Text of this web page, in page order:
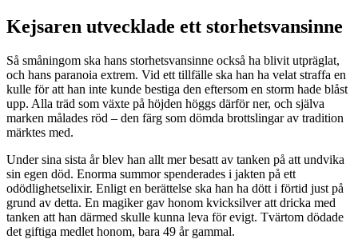
Kejsaren utvecklade ett storhetsvansinne
Så småningom ska hans storhetsvansinne också ha blivit utpräglat,
och hans paranoia extrem. Vid ett tillfälle ska han ha velat straffa en
kulle för att han inte kunde bestiga den eftersom en storm hade blåst
upp. Alla träd som växte på höjden höggs därför ner, och själva
marken målades röd – den färg som dömda brottslingar av tradition
märktes med.
Under sina sista år blev han allt mer besatt av tanken på att undvika
sin egen död. Enorma summor spenderades i jakten på ett
odödlighetselixir. Enligt en berättelse ska han ha dött i förtid just på
grund av detta. En magiker gav honom kvicksilver att dricka med
tanken att han därmed skulle kunna leva för evigt. Tvärtom dödade
det giftiga medlet honom, bara 49 år gammal.